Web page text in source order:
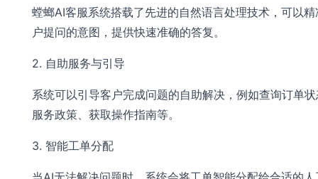
螳螂AI客服系统搭载了先进的自然语言处理技术，可以
户提问的意图，提供快速准确的答复。
2. 自助服务与引导
系统可以引导客户完成问题的自助解决，例如查询订单
服务政策、获取操作指南等。
3. 智能工单分配